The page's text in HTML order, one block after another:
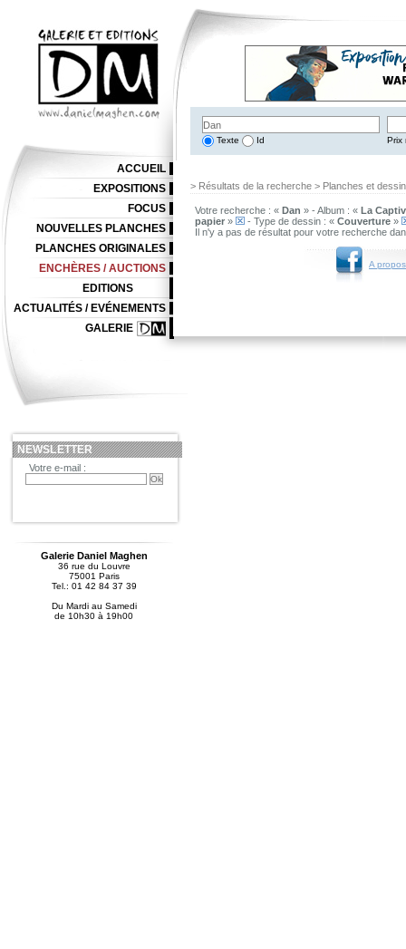
Texte Id Prix
> Résultats de la recherche > Planches et
Votre recherche : « Dan » - Album : « La
papier » - Type de dessin : « Couverture »
Il n'y a pas de résultat pour votre recherche
A
ACCUEIL
EXPOSITIONS
FOCUS
NOUVELLES PLANCHES
PLANCHES ORIGINALES
ENCHÈRES / AUCTIONS
EDITIONS
ACTUALITÉS / EVÉNEMENTS
GALERIE
NEWSLETTER
Votre e-mail :
Galerie Daniel Maghen
36 rue du Louvre
75001 Paris
Tel.: 01 42 84 37 39
Du Mardi au Samedi
de 10h30 à 19h00